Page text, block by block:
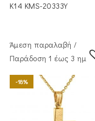
Κ14 KMS-20333Y
Άμεση παραλαβή /
Παράδoση 1 έως 3
-18%